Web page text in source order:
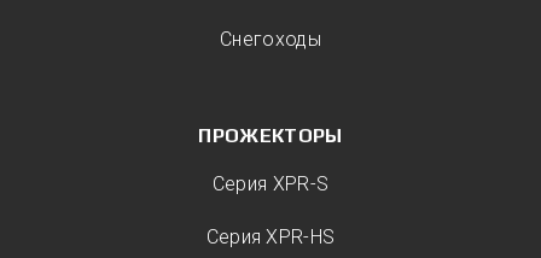
Снегоходы
ПРОЖЕКТОРЫ
Серия XPR-S
Серия XPR-HS